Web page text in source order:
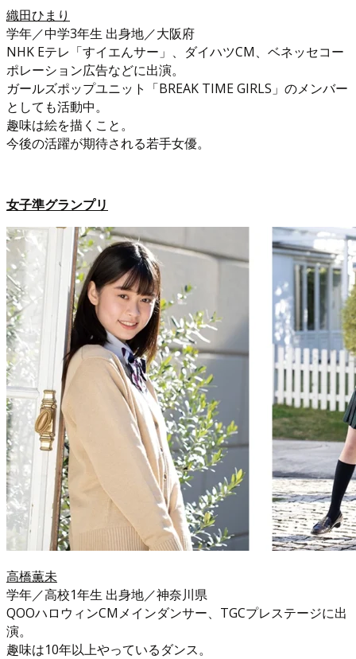
織田ひまり
学年／中学3年生 出身地／大阪府
NHK Eテレ「すイエんサー」、ダイハツCM、ベネッセコー
ポレーション広告などに出演。
ガールズポップユニット「BREAK TIME GIRLS」のメンバー
としても活動中。
趣味は絵を描くこと。
今後の活躍が期待される若手女優。
女子準グランプリ
高橋薫未
学年／高校1年生 出身地／神奈川県
QOOハロウィンCMメインダンサー、TGCプレステージに出
演。
趣味は10年以上やっているダンス。